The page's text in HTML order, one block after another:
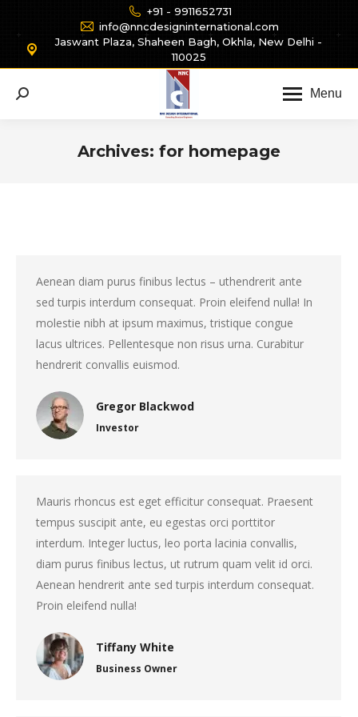
+91 - 9911652731
info@nncdesigninternational.com
Jaswant Plaza, Shaheen Bagh, Okhla, New Delhi -
110025
Menu
Search:
Archives: for homepage
Aenean diam purus finibus lectus – uthendrerit ante
sed turpis interdum consequat. Proin eleifend nulla! In
molestie nibh at ipsum maximus, tristique congue
lacus ultrices. Pellentesque non risus urna. Curabitur
hendrerit convallis euismod.
Gregor Blackwod
Investor
Mauris rhoncus est eget efficitur consequat. Praesent
tempus suscipit ante, eu egestas orci porttitor
interdum. Integer luctus, leo porta lacinia convallis,
diam purus finibus lectus, ut rutrum quam velit id orci.
Aenean hendrerit ante sed turpis interdum consequat.
Proin eleifend nulla!
Tiffany White
Business Owner